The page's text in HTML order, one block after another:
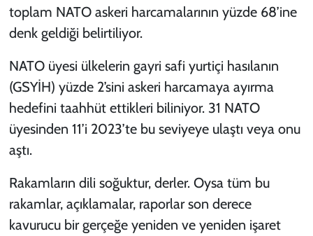
toplam NATO askeri harcamalarının yüzde 68’ine
denk geldiği belirtiliyor.
NATO üyesi ülkelerin gayri safi yurtiçi hasılanın
(GSYİH) yüzde 2’sini askeri harcamaya ayırma
hedefini taahhüt ettikleri biliniyor. 31 NATO
üyesinden 11’i 2023’te bu seviyeye ulaştı veya onu
aştı.
Rakamların dili soğuktur, derler. Oysa tüm bu
rakamlar, açıklamalar, raporlar son derece
kavurucu bir gerçeğe yeniden ve yeniden işaret